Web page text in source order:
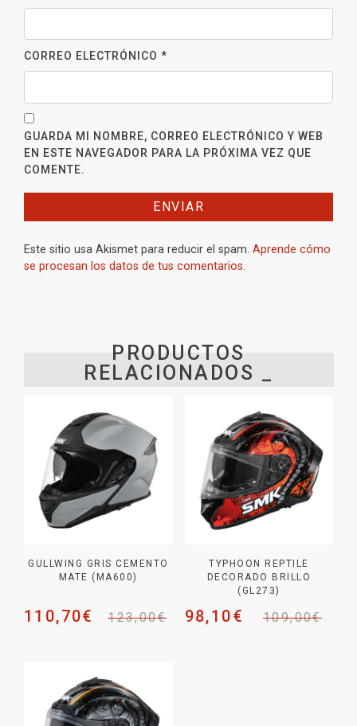
CORREO ELECTRÓNICO *
GUARDA MI NOMBRE, CORREO ELECTRÓNICO Y WEB
EN ESTE NAVEGADOR PARA LA PRÓXIMA VEZ QUE
COMENTE.
Este sitio usa Akismet para reducir el spam. Aprende cómo
se procesan los datos de tus comentarios.
PRODUCTOS
RELACIONADOS _
GULLWING GRIS CEMENTO
MATE (MA600)
123,00€
110,70€
TYPHOON REPTILE
DECORADO BRILLO
(GL273)
109,00€
98,10€